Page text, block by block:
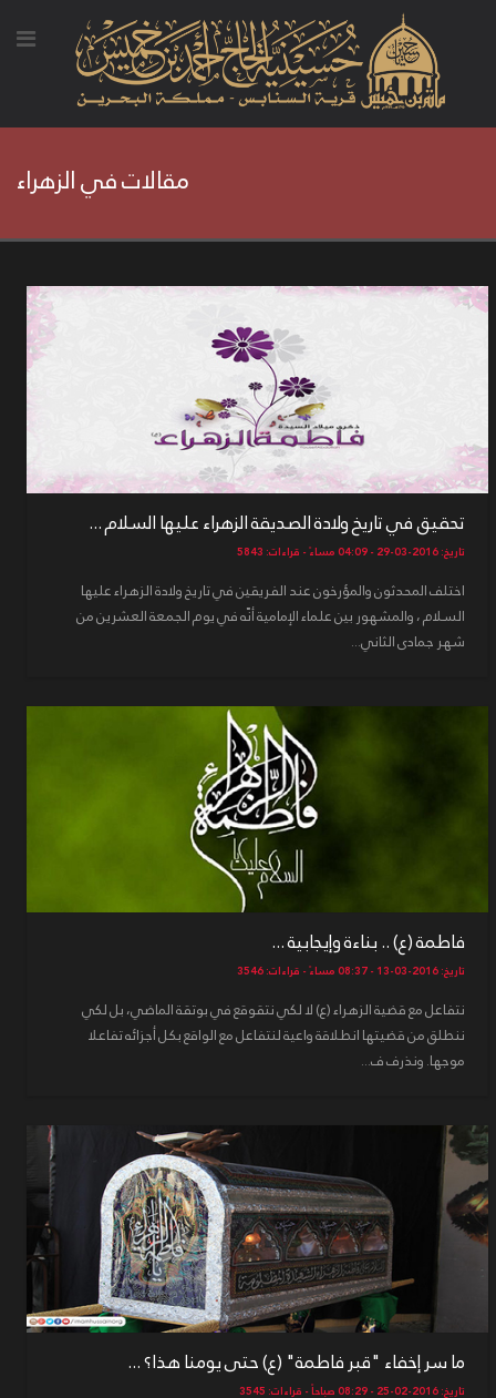
مقالات في الزهراء
تحقيق في تاريخ ولادة الصديقة الزهراء عليها السلام ...
تاريخ: 2016-03-29 - 04:09 مساءً - قراءات: 5843
اختلف المحدثون والمؤرخون عند الفريقين في تاريخ ولادة الزهراء عليها
السلام ، والمشهور بين علماء الإمامية أنّه في يوم الجمعة العشرين من
شهر جمادى الثاني...
فاطمة (ع) .. بناءة وإيجابية ...
تاريخ: 2016-03-13 - 08:37 مساءً - قراءات: 3546
نتفاعل مع قضية الزهراء (ع) لا لكي نتقوقع في بوتقة الماضي، بل لكي
ننطلق من قضيتها انطلاقة واعية لنتفاعل مع الواقع بكل أجزائه تفاعلا
موجها. ونذرف ف...
ما سر إخفاء "قبر فاطمة" (ع) حتى يومنا هذا؟ ...
تاريخ: 2016-02-25 - 08:29 صباحاً - قراءات: 3545